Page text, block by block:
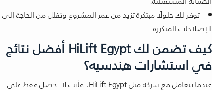
توفر لك حلولًا مبتكرة تزيد من عمر المشروع وتقلل من الحاجة إلى
الإصلاحات المتكررة.
كيف تضمن لك HiLift Egypt أفضل نتائج
في استشارات هندسيه؟
عندما تتعامل مع شركة مثل HiLift Egypt، فأنت لا تحصل فقط على